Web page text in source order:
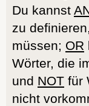
Du kannst
zu
müssen; OR
Wörter, die
und NOT für
nicht